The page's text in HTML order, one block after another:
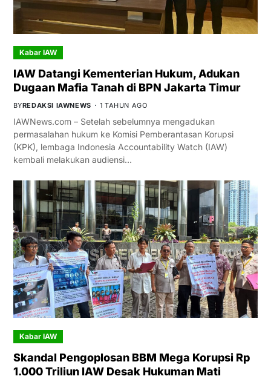
Kabar IAW
IAW Datangi Kementerian Hukum, Adukan
Dugaan Mafia Tanah di BPN Jakarta Timur
BYREDAKSI IAWNEWS 1 TAHUN AGO
IAWNews.com – Setelah sebelumnya mengadukan
permasalahan hukum ke Komisi Pemberantasan Korupsi
(KPK), lembaga Indonesia Accountability Watch (IAW)
kembali melakukan audiensi…
Kabar IAW
Skandal Pengoplosan BBM Mega Korupsi Rp
1.000 Triliun IAW Desak Hukuman Mati